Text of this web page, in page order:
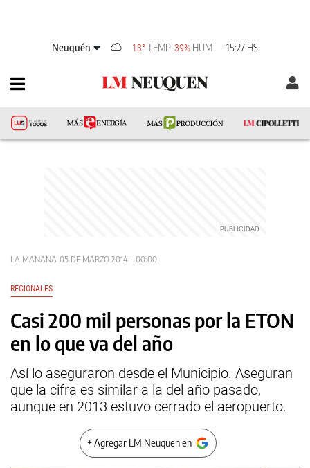
Neuquén 13°TEMP 39% HUM 15:27 HS
LA MAÑANA 05 DE MARZO 2014 - 00:00
REGIONALES
Casi 200 mil personas por la ETON
en lo que va del año
Así lo aseguraron desde el Municipio. Aseguran
que la cifra es similar a la del año pasado,
aunque en 2013 estuvo cerrado el aeropuerto.
+ Agregar LM Neuquen en